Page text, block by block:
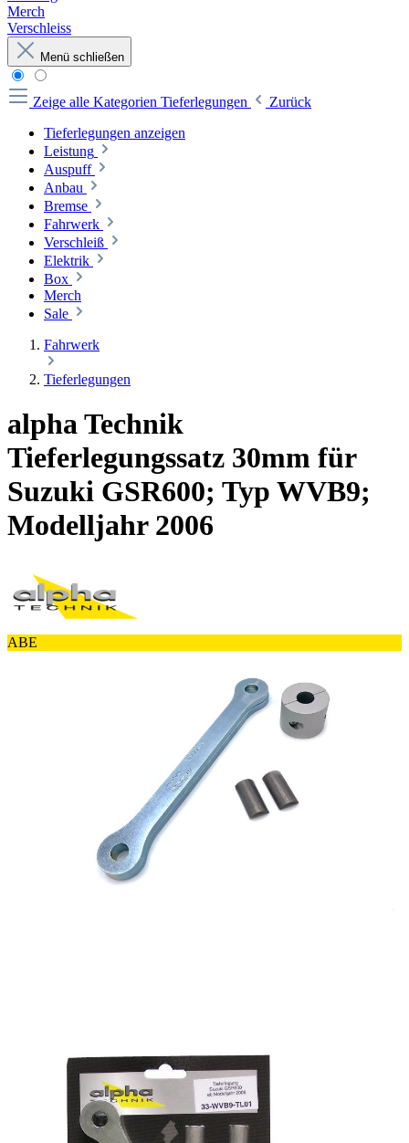
Merch
Verschleiss
Menü schließen
Zeige alle Kategorien Tieferlegungen
Zurück
Tieferlegungen anzeigen
Leistung
Auspuff
Anbau
Bremse
Fahrwerk
Verschleiß
Elektrik
Box
Merch
Sale
Fahrwerk
Tieferlegungen
alpha Technik
Tieferlegungssatz 30mm für
Suzuki GSR600; Typ WVB9;
Modelljahr 2006
ABE